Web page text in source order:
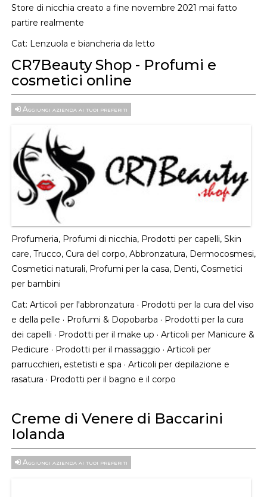
Store di nicchia creato a fine novembre 2021 mai fatto
partire realmente
Cat: Lenzuola e biancheria da letto
CR7Beauty Shop - Profumi e
cosmetici online
Aggiungi azienda ai tuoi preferiti
Profumeria, Profumi di nicchia, Prodotti per capelli, Skin
care, Trucco, Cura del corpo, Abbronzatura, Dermocosmesi,
Cosmetici naturali, Profumi per la casa, Denti, Cosmetici
per bambini
Cat: Articoli per l'abbronzatura · Prodotti per la cura del viso
e della pelle · Profumi & Dopobarba · Prodotti per la cura
dei capelli · Prodotti per il make up · Articoli per Manicure &
Pedicure · Prodotti per il massaggio · Articoli per
parrucchieri, estetisti e spa · Articoli per depilazione e
rasatura · Prodotti per il bagno e il corpo
Creme di Venere di Baccarini
Iolanda
Aggiungi azienda ai tuoi preferiti